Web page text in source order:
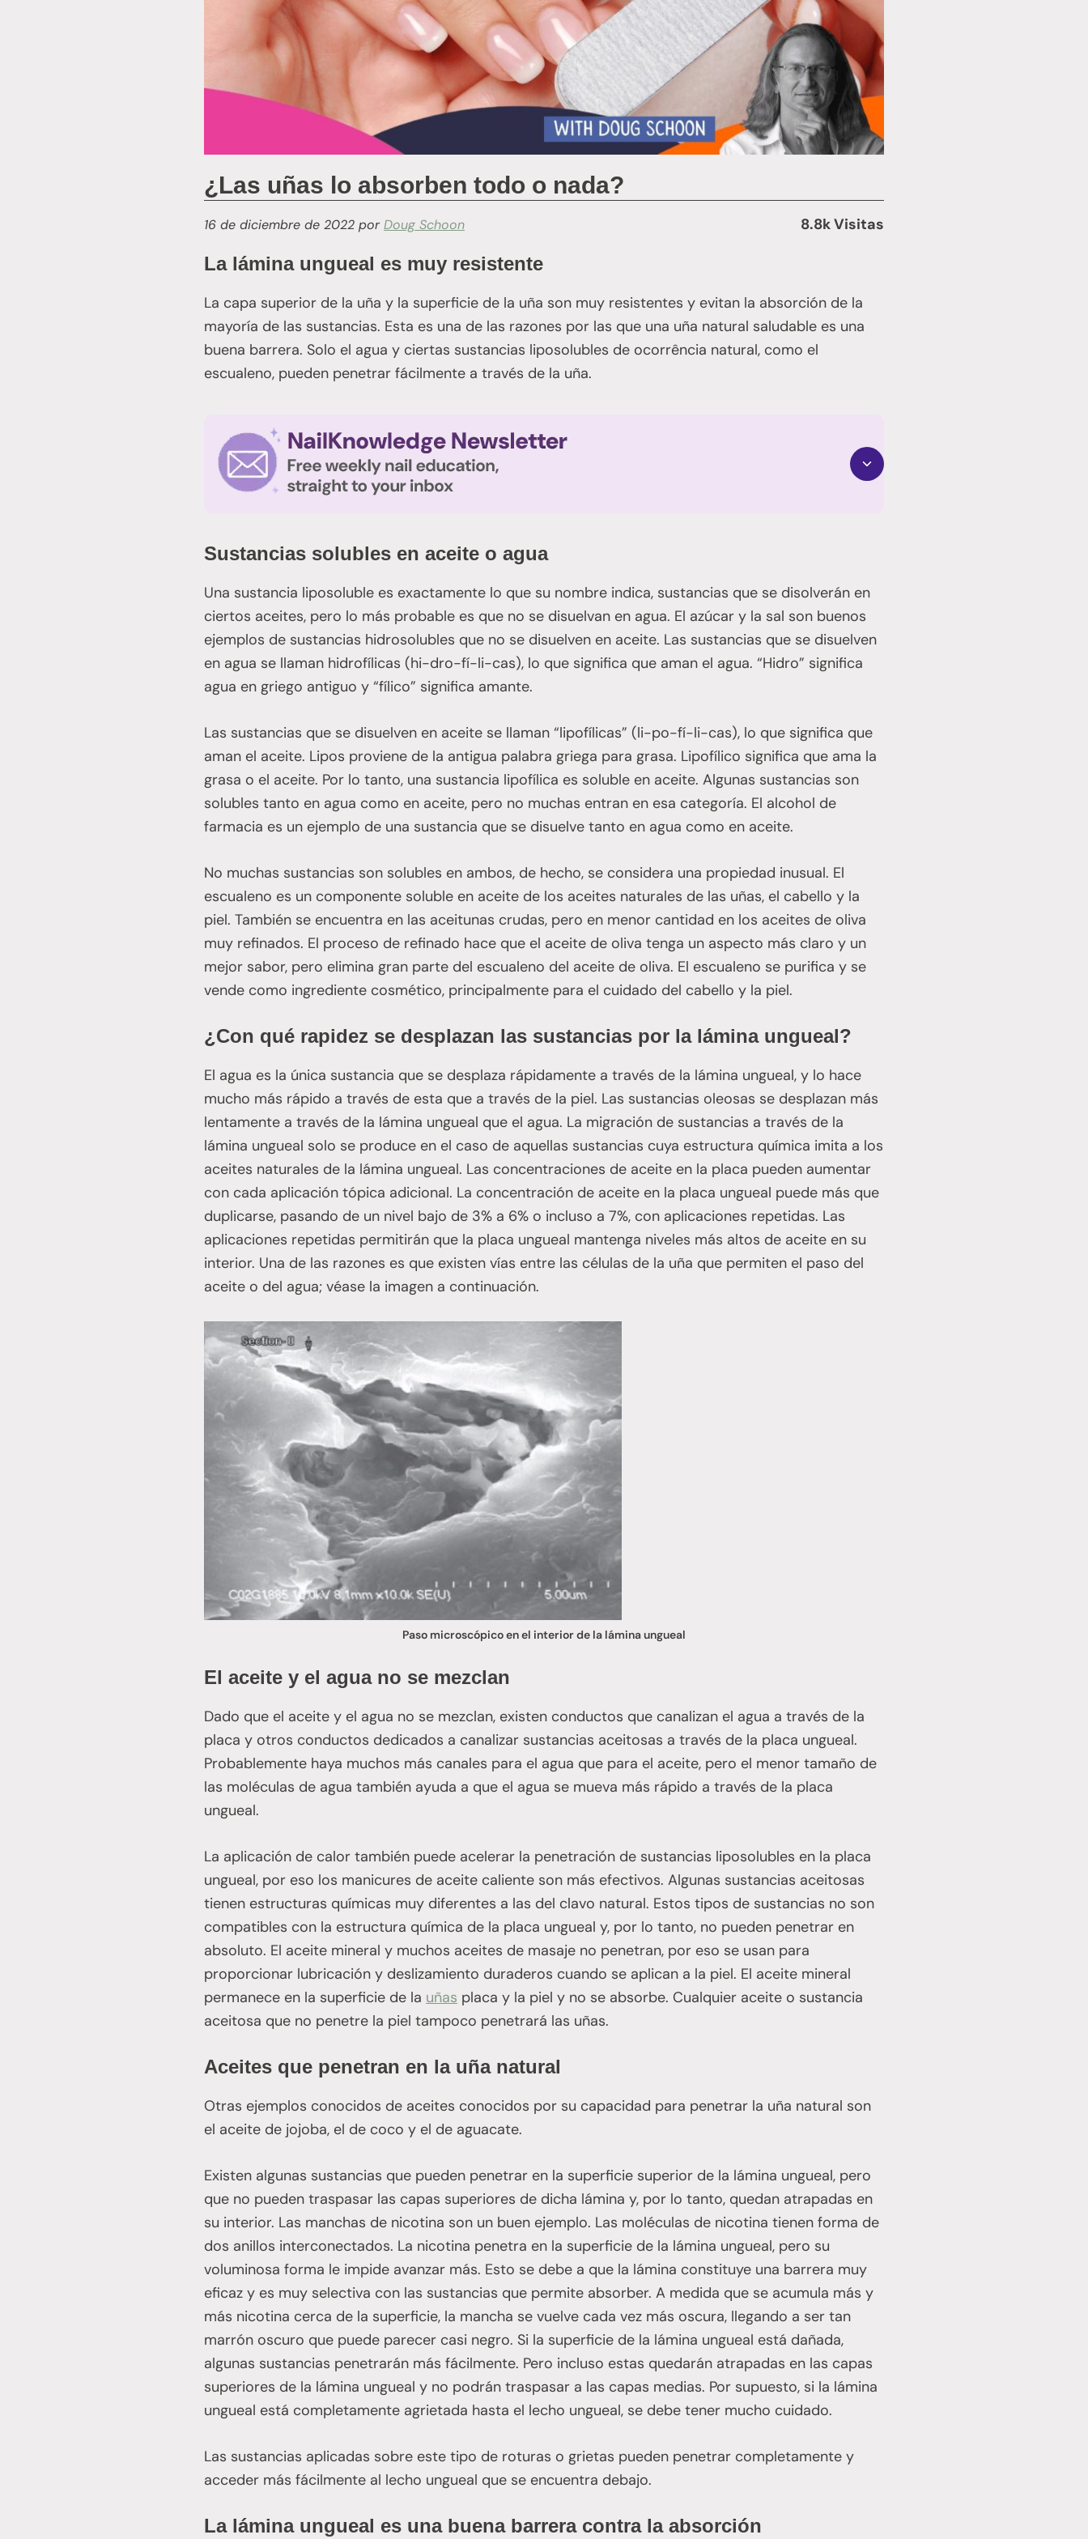
¿Las uñas lo absorben todo o nada?
16 de diciembre de 2022 porDoug Schoon 8.8k Visitas
La lámina ungueal es muy resistente
La capa superior de la uña y la superficie de la uña son muy resistentes y evitan la absorción de la
mayoría de las sustancias. Esta es una de las razones por las que una uña natural saludable es una
buena barrera. Solo el agua y ciertas sustancias liposolubles de ocorrência natural, como el
escualeno, pueden penetrar fácilmente a través de la uña.
Sustancias solubles en aceite o agua
Una sustancia liposoluble es exactamente lo que su nombre indica, sustancias que se disolverán en
ciertos aceites, pero lo más probable es que no se disuelvan en agua. El azúcar y la sal son buenos
ejemplos de sustancias hidrosolubles que no se disuelven en aceite. Las sustancias que se disuelven
en agua se llaman hidrofílicas (hi-dro-fí-li-cas), lo que significa que aman el agua. “Hidro” significa
agua en griego antiguo y “fílico” significa amante.
Las sustancias que se disuelven en aceite se llaman “lipofílicas” (li-po-fí-li-cas), lo que significa que
aman el aceite. Lipos proviene de la antigua palabra griega para grasa. Lipofílico significa que ama la
grasa o el aceite. Por lo tanto, una sustancia lipofílica es soluble en aceite. Algunas sustancias son
solubles tanto en agua como en aceite, pero no muchas entran en esa categoría. El alcohol de
farmacia es un ejemplo de una sustancia que se disuelve tanto en agua como en aceite.
No muchas sustancias son solubles en ambos, de hecho, se considera una propiedad inusual. El
escualeno es un componente soluble en aceite de los aceites naturales de las uñas, el cabello y la
piel. También se encuentra en las aceitunas crudas, pero en menor cantidad en los aceites de oliva
muy refinados. El proceso de refinado hace que el aceite de oliva tenga un aspecto más claro y un
mejor sabor, pero elimina gran parte del escualeno del aceite de oliva. El escualeno se purifica y se
vende como ingrediente cosmético, principalmente para el cuidado del cabello y la piel.
¿Con qué rapidez se desplazan las sustancias por la lámina ungueal?
El agua es la única sustancia que se desplaza rápidamente a través de la lámina ungueal, y lo hace
mucho más rápido a través de esta que a través de la piel. Las sustancias oleosas se desplazan más
lentamente a través de la lámina ungueal que el agua. La migración de sustancias a través de la
lámina ungueal solo se produce en el caso de aquellas sustancias cuya estructura química imita a los
aceites naturales de la lámina ungueal. Las concentraciones de aceite en la placa pueden aumentar
con cada aplicación tópica adicional. La concentración de aceite en la placa ungueal puede más que
duplicarse, pasando de un nivel bajo de 3% a 6% o incluso a 7%, con aplicaciones repetidas. Las
aplicaciones repetidas permitirán que la placa ungueal mantenga niveles más altos de aceite en su
interior. Una de las razones es que existen vías entre las células de la uña que permiten el paso del
aceite o del agua; véase la imagen a continuación.
Paso microscópico en el interior de la lámina ungueal
El aceite y el agua no se mezclan
Dado que el aceite y el agua no se mezclan, existen conductos que canalizan el agua a través de la
placa y otros conductos dedicados a canalizar sustancias aceitosas a través de la placa ungueal.
Probablemente haya muchos más canales para el agua que para el aceite, pero el menor tamaño de
las moléculas de agua también ayuda a que el agua se mueva más rápido a través de la placa
ungueal.
La aplicación de calor también puede acelerar la penetración de sustancias liposolubles en la placa
ungueal, por eso los manicures de aceite caliente son más efectivos. Algunas sustancias aceitosas
tienen estructuras químicas muy diferentes a las del clavo natural. Estos tipos de sustancias no son
compatibles con la estructura química de la placa ungueal y, por lo tanto, no pueden penetrar en
absoluto. El aceite mineral y muchos aceites de masaje no penetran, por eso se usan para
proporcionar lubricación y deslizamiento duraderos cuando se aplican a la piel. El aceite mineral
permanece en la superficie de la uñas placa y la piel y no se absorbe. Cualquier aceite o sustancia
aceitosa que no penetre la piel tampoco penetrará las uñas.
Aceites que penetran en la uña natural
Otras ejemplos conocidos de aceites conocidos por su capacidad para penetrar la uña natural son
el aceite de jojoba, el de coco y el de aguacate.
Existen algunas sustancias que pueden penetrar en la superficie superior de la lámina ungueal, pero
que no pueden traspasar las capas superiores de dicha lámina y, por lo tanto, quedan atrapadas en
su interior. Las manchas de nicotina son un buen ejemplo. Las moléculas de nicotina tienen forma de
dos anillos interconectados. La nicotina penetra en la superficie de la lámina ungueal, pero su
voluminosa forma le impide avanzar más. Esto se debe a que la lámina constituye una barrera muy
eficaz y es muy selectiva con las sustancias que permite absorber. A medida que se acumula más y
más nicotina cerca de la superficie, la mancha se vuelve cada vez más oscura, llegando a ser tan
marrón oscuro que puede parecer casi negro. Si la superficie de la lámina ungueal está dañada,
algunas sustancias penetrarán más fácilmente. Pero incluso estas quedarán atrapadas en las capas
superiores de la lámina ungueal y no podrán traspasar a las capas medias. Por supuesto, si la lámina
ungueal está completamente agrietada hasta el lecho ungueal, se debe tener mucho cuidado.
Las sustancias aplicadas sobre este tipo de roturas o grietas pueden penetrar completamente y
acceder más fácilmente al lecho ungueal que se encuentra debajo.
La lámina ungueal es una buena barrera contra la absorción